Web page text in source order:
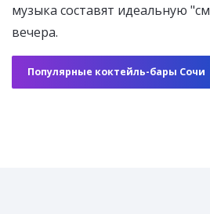
музыка составят идеальную
вечера.
Популярные коктейль-бары Сочи